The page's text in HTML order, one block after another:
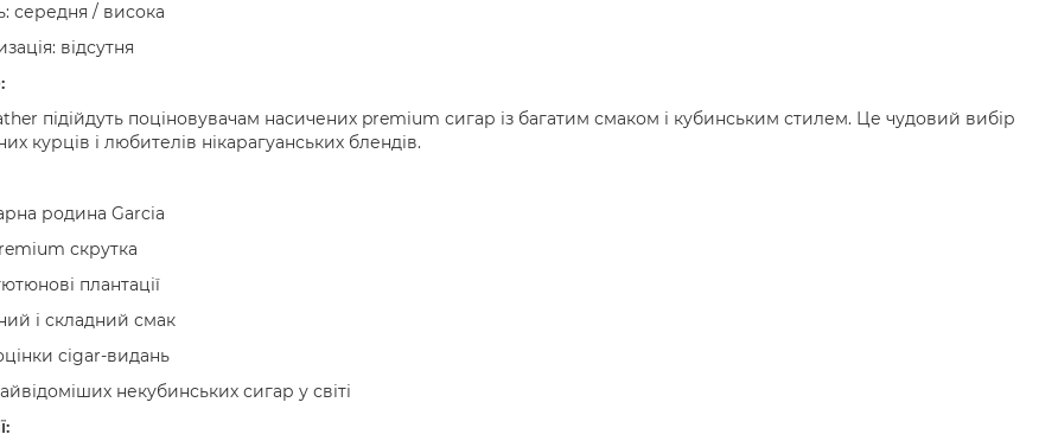
середня / висока
відсутня
підійдуть поціновувачам насичених premium сигар із багатим смаком і кубинським стилем. Це чудовий вибір
курців і любителів нікарагуанських блендів.
родина Garcia
скрутка
плантації
і складний смак
cigar-видань
некубинських сигар у світі